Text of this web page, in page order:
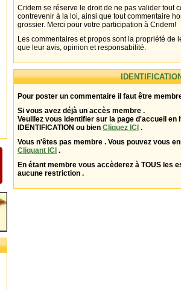
Cridem se réserve le droit de ne pas valider tout
contrevenir à la loi, ainsi que tout commentaire
grossier. Merci pour votre participation à Cridem!
Les commentaires et propos sont la propriété de
que leur avis, opinion et responsabilité.
Pour poster un commentaire il faut être
Si vous avez déjà un accès membre .
Veuillez vous identifier sur la page d'accueil en
IDENTIFICATION ou bien Cliquez ICI .
Vous n'êtes pas membre . Vous pouvez vous
Cliquant ICI .
En étant membre vous accèderez à TOUS les
aucune restriction .